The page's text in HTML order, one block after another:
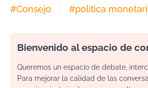
#Consejo #política
Bienvenido al espacio de
Queremos un espacio de debate,
Para mejorar la calidad de las